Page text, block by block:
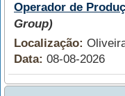
Operador de
Group)
Localização:
Data: 08-08-2026